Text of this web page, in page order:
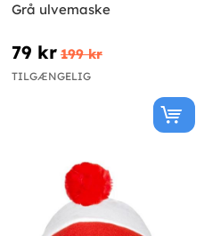
Grå ulvemaske
79 kr 199 kr
TILGÆNGELIG